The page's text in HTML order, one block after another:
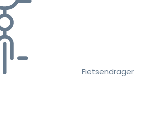
Fietsendrager